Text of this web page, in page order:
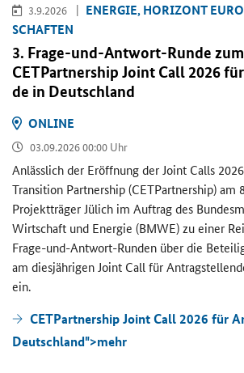
3.9.2026
EN­ER­GIE, HO­RI­ZONT
SCHAF­TEN
3. Frage-​und-Antwort-Runde zum
CETPartnership Joint Call 2026
de in Deutsch­land
ON­LINE
03.09.2026 00:00 Uhr
An­läss­lich der Er­öff­nung derJoint Calls
Transition Partnership (CETPartnership)am
Pro­jekt­trä­ger Jü­lich im Auf­trag des
Wirt­schaft und En­er­gie (BMWE) zu einer
Frage-​und-Antwort-Runden über die
am dies­jäh­ri­genJoint Callfür
ein.
CETPartnership Joint Call 2026 für
Deutschland">mehr